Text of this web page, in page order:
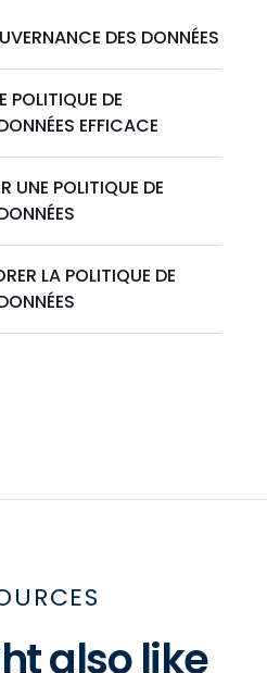
DES DONNÉES
POLITIQUE DE
EFFICACE
UNE POLITIQUE DE
LA POLITIQUE DE
also like